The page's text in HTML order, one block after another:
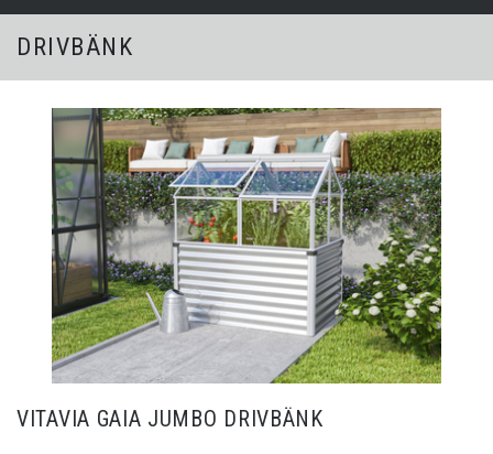
DRIVBÄNK
VITAVIA GAIA JUMBO DRIVBÄNK